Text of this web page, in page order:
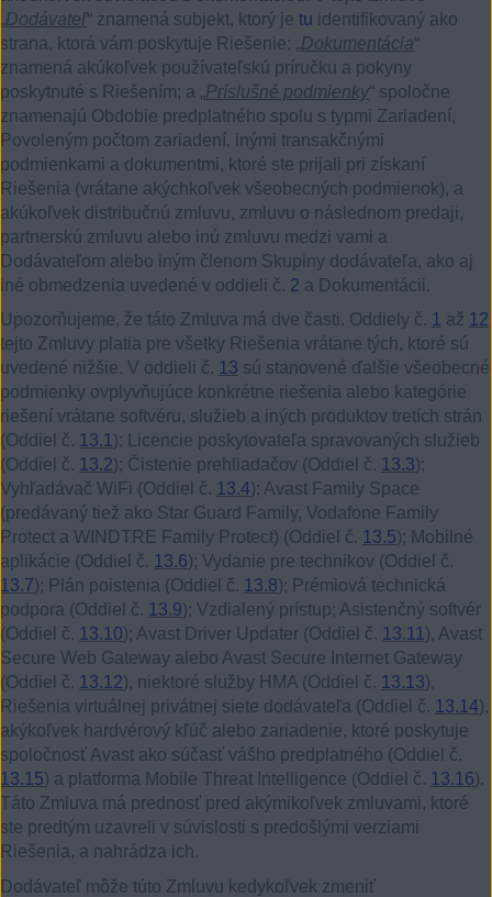
„Dodávateľ“ znamená subjekt, ktorý je tu identifikovaný ako
strana, ktorá vám poskytuje Riešenie; „Dokumentácia“
znamená akúkoľvek používateľskú príručku a pokyny
poskytnuté s Riešením; a „Príslušné podmienky“ spoločne
znamenajú Obdobie predplatného spolu s typmi Zariadení,
Povoleným počtom zariadení, inými transakčnými
podmienkami a dokumentmi, ktoré ste prijali pri získaní
Riešenia (vrátane akýchkoľvek všeobecných podmienok), a
akúkoľvek distribučnú zmluvu, zmluvu o následnom predaji,
partnerskú zmluvu alebo inú zmluvu medzi vami a
Dodávateľom alebo iným členom Skupiny dodávateľa, ako aj
iné obmedzenia uvedené v oddieli č. 2 a Dokumentácii.
Upozorňujeme, že táto Zmluva má dve časti. Oddiely č. 1 až 12
tejto Zmluvy platia pre všetky Riešenia vrátane tých, ktoré sú
uvedené nižšie. V oddieli č. 13 sú stanovené ďalšie všeobecné
podmienky ovplyvňujúce konkrétne riešenia alebo kategórie
riešení vrátane softvéru, služieb a iných produktov tretích strán
(Oddiel č. 13.1 ); Licencie poskytovateľa spravovaných služieb
(Oddiel č. 13.2); Čistenie prehliadačov (Oddiel č. 13.3);
Vyhľadávač WiFi (Oddiel č. 13.4); Avast Family Space
(predávaný tiež ako Star Guard Family, Vodafone Family
Protect a WINDTRE Family Protect) (Oddiel č. 13.5); Mobilné
aplikácie (Oddiel č. 13.6); Vydanie pre technikov (Oddiel č.
13.7); Plán poistenia (Oddiel č. 13.8); Prémiová technická
podpora (Oddiel č. 13.9); Vzdialený prístup; Asistenčný softvér
(Oddiel č. 13.10); Avast Driver Updater (Oddiel č. 13.11 ), Avast
Secure Web Gateway alebo Avast Secure Internet Gateway
(Oddiel č. 13.12), niektoré služby HMA (Oddiel č. 13.13),
Riešenia virtuálnej privátnej siete dodávateľa (Oddiel č. 13.14),
akýkoľvek hardvérový kľúč alebo zariadenie, ktoré poskytuje
spoločnosť Avast ako súčasť vášho predplatného (Oddiel č.
13.15) a platforma Mobile Threat Intelligence (Oddiel č. 13.16).
Táto Zmluva má prednosť pred akýmikoľvek zmluvami, ktoré
ste predtým uzavreli v súvislosti s predošlými verziami
Riešenia, a nahrádza ich.
Dodávateľ môže túto Zmluvu kedykoľvek zmeniť